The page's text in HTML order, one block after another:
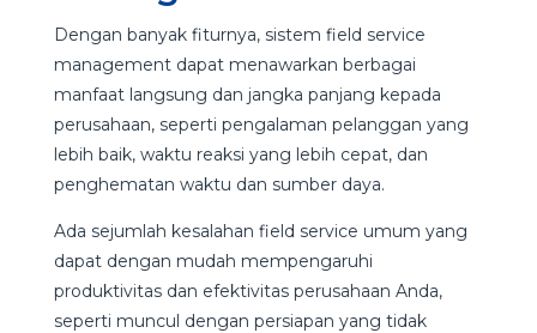
Dengan banyak fiturnya, sistem field service
management dapat menawarkan berbagai
manfaat langsung dan jangka panjang kepada
perusahaan, seperti pengalaman pelanggan yang
lebih baik, waktu reaksi yang lebih cepat, dan
penghematan waktu dan sumber daya.
Ada sejumlah kesalahan field service umum yang
dapat dengan mudah mempengaruhi
produktivitas dan efektivitas perusahaan Anda,
seperti muncul dengan persiapan yang tidak